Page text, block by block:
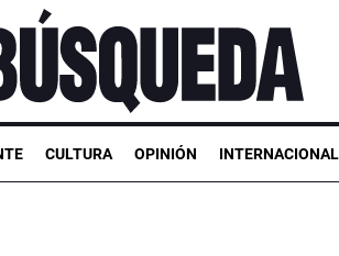
CULTURA OPINIÓN INTERNACIONAL